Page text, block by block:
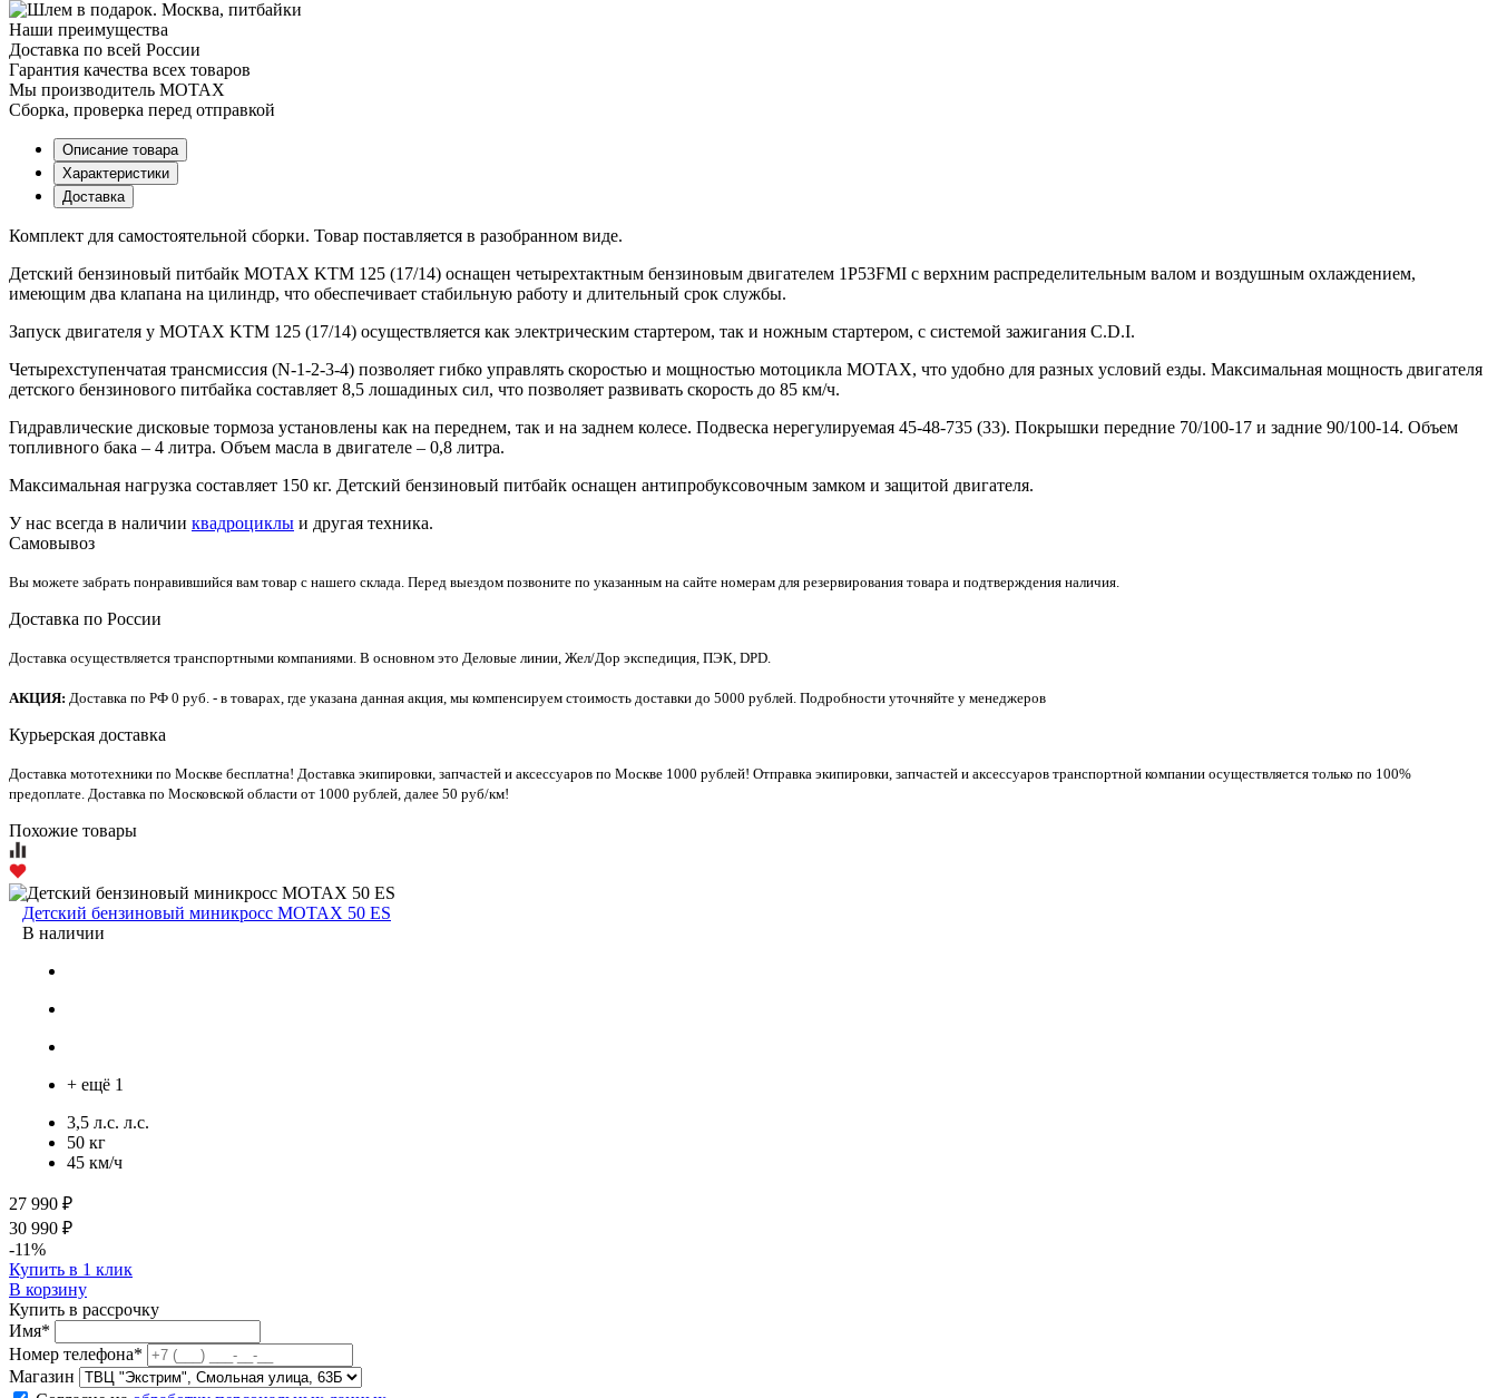
Наши преимущества
Доставка по всей России
Гарантия качества всех товаров
Мы производитель MOTAX
Сборка, проверка перед отправкой
Описание товара
Характеристики
Доставка
Комплект для самостоятельной сборки. Товар поставляется в разобранном виде.
Детский бензиновый питбайк MOTAX KTM 125 (17/14) оснащен четырехтактным бензиновым двигателем 1P53FMI с верхним распределительным валом и воздушным охлаждением,
имеющим два клапана на цилиндр, что обеспечивает стабильную работу и длительный срок службы.
Запуск двигателя у MOTAX KTM 125 (17/14) осуществляется как электрическим стартером, так и ножным стартером, с системой зажигания C.D.I.
Четырехступенчатая трансмиссия (N-1-2-3-4) позволяет гибко управлять скоростью и мощностью мотоцикла MOTAX, что удобно для разных условий езды. Максимальная мощность двигателя
детского бензинового питбайка составляет 8,5 лошадиных сил, что позволяет развивать скорость до 85 км/ч.
Гидравлические дисковые тормоза установлены как на переднем, так и на заднем колесе. Подвеска нерегулируемая 45-48-735 (33). Покрышки передние 70/100-17 и задние 90/100-14. Объем
топливного бака – 4 литра. Объем масла в двигателе – 0,8 литра.
Максимальная нагрузка составляет 150 кг. Детский бензиновый питбайк оснащен антипробуксовочным замком и защитой двигателя.
У нас всегда в наличии квадроциклы и другая техника.
Самовывоз
Вы можете забрать понравившийся вам товар с нашего склада. Перед выездом позвоните по указанным на сайте номерам для резервирования товара и подтверждения наличия.
Доставка по России
Доставка осуществляется транспортными компаниями. В основном это Деловые линии, Жел/Дор экспедиция, ПЭК, DPD.
АКЦИЯ: Доставка по РФ 0 руб. - в товарах, где указана данная акция, мы компенсируем стоимость доставки до 5000 рублей. Подробности уточняйте у менеджеров
Курьерская доставка
Доставка мототехники по Москве бесплатна! Доставка экипировки, запчастей и аксессуаров по Москве 1000 рублей! Отправка экипировки, запчастей и аксессуаров транспортной компании осуществляется только по 100%
предоплате. Доставка по Московской области от 1000 рублей, далее 50 руб/км!
Похожие товары
Детский бензиновый миникросс MOTAX 50 ES
В наличии
+ ещё 1
3,5 л.с. л.с.
50 кг
45 км/ч
27 990 ₽
30 990 ₽
-11%
Купить в 1 клик
В корзину
Купить в рассрочку
Имя*
Номер телефона*
Магазин